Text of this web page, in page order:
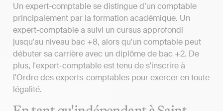
Un expert-comptable se distingue d’un comptable
principalement par la formation académique. Un
expert-comptable a suivi un cursus approfondi
jusqu'au niveau bac +8, alors qu'un comptable peut
débuter sa carrière avec un diplôme de bac +2. De
plus, l'expert-comptable est tenu de s'inscrire à
l'Ordre des experts-comptables pour exercer en toute
légalité.